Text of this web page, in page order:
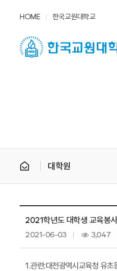
HOME 한국교원대학교
대학원
2021학년도 대학생 교육봉
2021-06-03 3,047
1.관련:대전광역시교육청 유초